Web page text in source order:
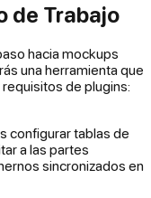
de Trabajo
hacia mockups
una herramienta que
de plugins:
configurar tablas de
a las partes
sincronizados en